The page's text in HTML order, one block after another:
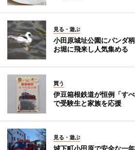
見る・遊ぶ
小田原城址公園にパンダ
お堀に飛来し人気集める
買う
伊豆箱根鉄道が恒例「す
で受験生と家族を応援
見る・遊ぶ